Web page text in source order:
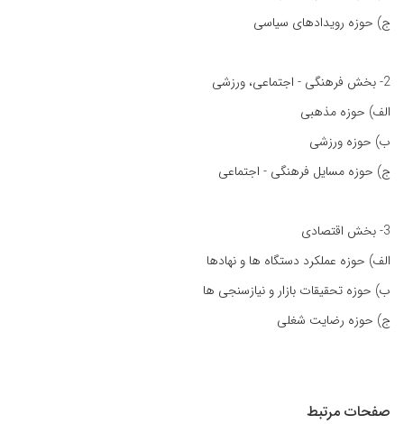
ج) حوزه رویدادهای سیاسی
2- بخش فرهنگی - اجتماعی، ورزشی
الف) حوزه مذهبی
ب) حوزه ورزشی
ج) حوزه مسایل فرهنگی - اجتماعی
3- بخش اقتصادی
الف) حوزه عملکرد دستگاه ها و نهادها
ب) حوزه تحقیقات بازار و نیازسنجی ها
ج) حوزه رضایت شغلی
صفحات مرتبط